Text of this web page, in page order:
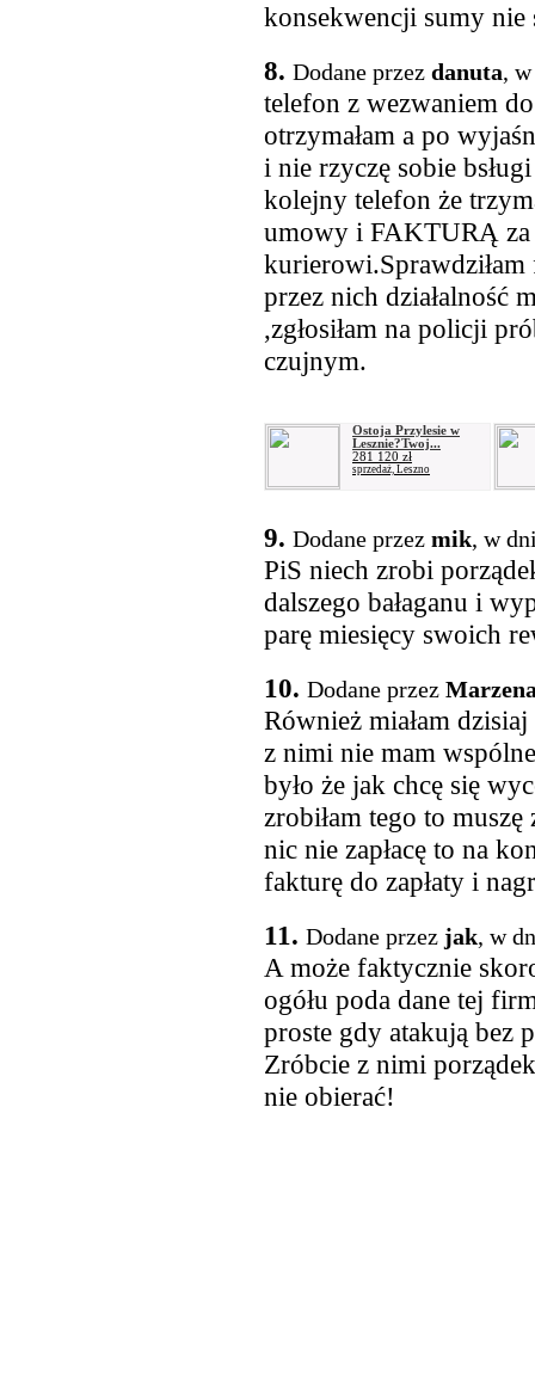
konsekwencji sumy nie
8. Dodane przez danuta,
telefon z wezwaniem
otrzymałam a po
i nie rzyczę sobie
kolejny telefon że
umowy i FAKTURĄ za
kurierowi.Sprawdziłam
przez nich działalność
,zgłosiłam na policji
czujnym.
Ostoja Przylesie w
Lesznie?Twoj...
281 120 zł
sprzedaż, Leszno
9. Dodane przez mik, w
PiS niech zrobi
dalszego bałaganu i
parę miesięcy swoich
10. Dodane przez
Również miałam
z nimi nie mam
było że jak chcę się
zrobiłam tego to muszę
nic nie zapłacę to na
fakturę do zapłaty i
11. Dodane przez jak, w
A może faktycznie
ogółu poda dane tej
proste gdy atakują bez
Zróbcie z nimi
nie obierać!